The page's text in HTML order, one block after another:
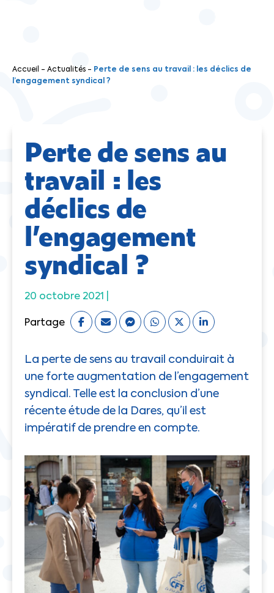
Accueil - Actualités - Perte de sens au travail : les déclics de
l’engagement syndical ?
Perte de sens au
travail : les
déclics de
l’engagement
syndical ?
20 octobre 2021 |
Partage
La perte de sens au travail conduirait à
une forte augmentation de l’engagement
syndical. Telle est la conclusion d’une
récente étude de la Dares, qu’il est
impératif de prendre en compte.